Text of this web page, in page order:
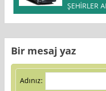
ŞEHİRLER
Bir mesaj yaz
Adınız: